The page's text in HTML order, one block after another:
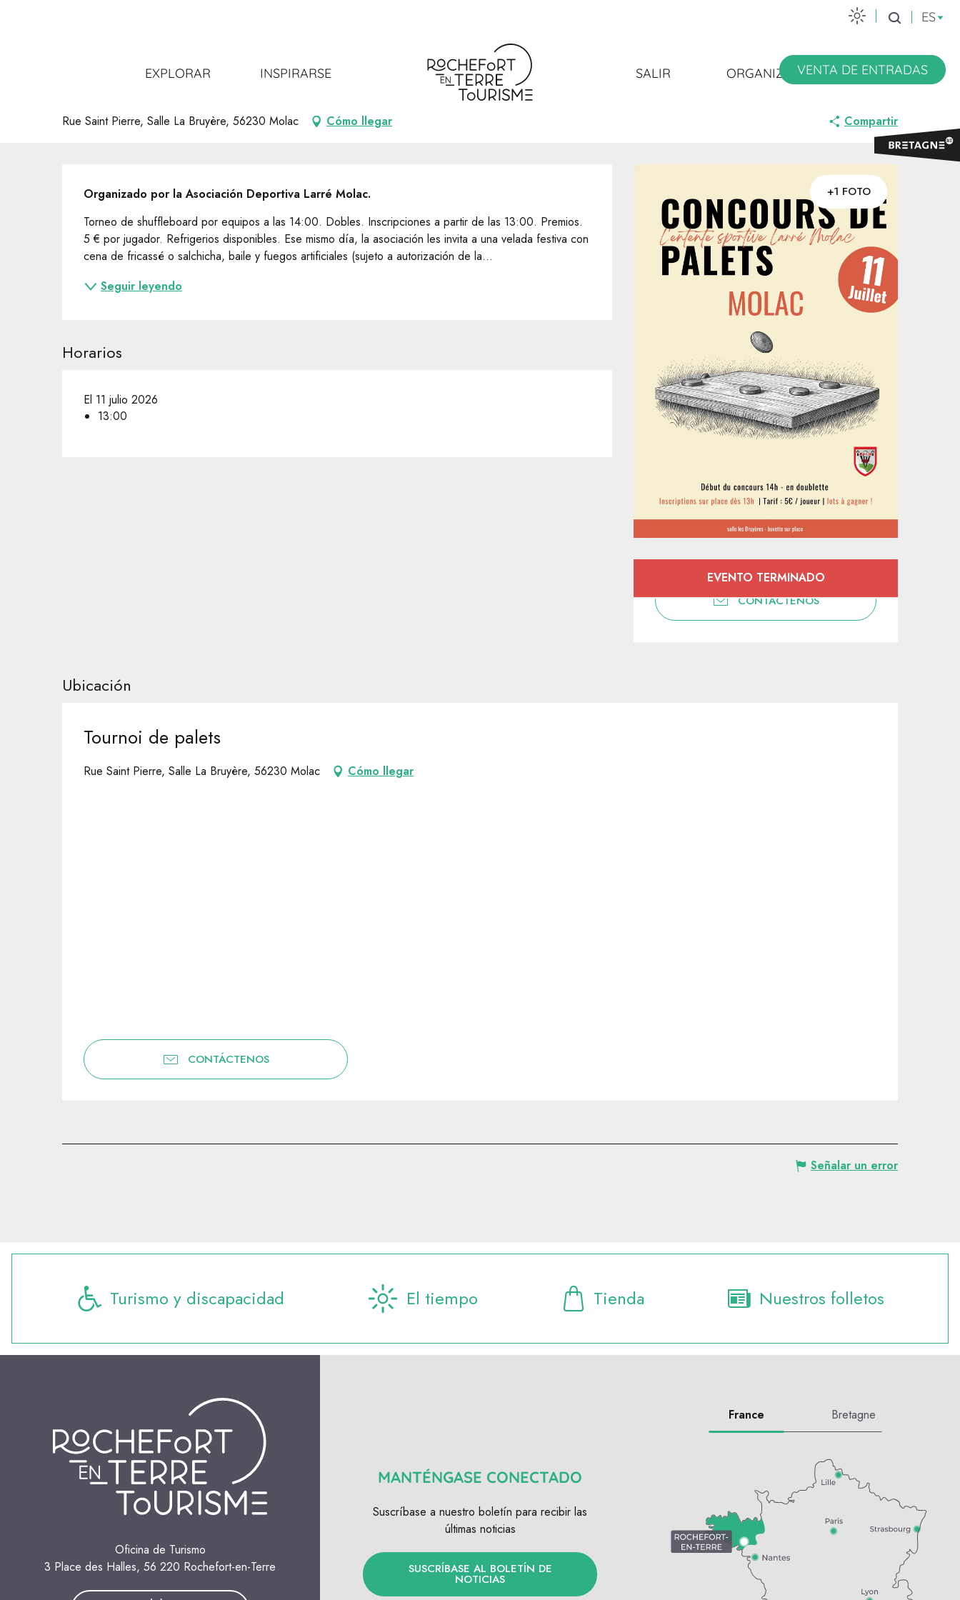
ES
VENTA DE ENTRADAS
EXPLORAR INSPIRARSE SALIR ORGANIZARSE
Tournoi de palets
Rue Saint Pierre, Salle La Bruyère, 56230 Molac Cómo llegar Compartir
+1 FOTO
Horarios y datos de contacto
EVENTO TERMINADO
CONTÁCTENOS
Descripción
Organizado por la Asociación Deportiva Larré Molac.
Torneo de shuffleboard por equipos a las 14:00. Dobles. Inscripciones a partir de las 13:00. Premios.
5 € por jugador. Refrigerios disponibles. Ese mismo día, la asociación les invita a una velada festiva con
cena de fricassé o salchicha, baile y fuegos artificiales (sujeto a autorización de la...
Seguir leyendo
Horarios
El 11 julio 2026
13:00
Ubicación
Tournoi de palets
Rue Saint Pierre, Salle La Bruyère, 56230 Molac Cómo llegar
CONTÁCTENOS
Señalar un error
Turismo y discapacidad El tiempo Tienda Nuestros folletos
Oficina de Turismo
3 Place des Halles, 56 220 Rochefort-en-Terre
MANTÉNGASE CONECTADO
Suscríbase a nuestro boletín para recibir las
últimas noticias
SUSCRÍBASE AL BOLETÍN DE
NOTICIAS
France Bretagne